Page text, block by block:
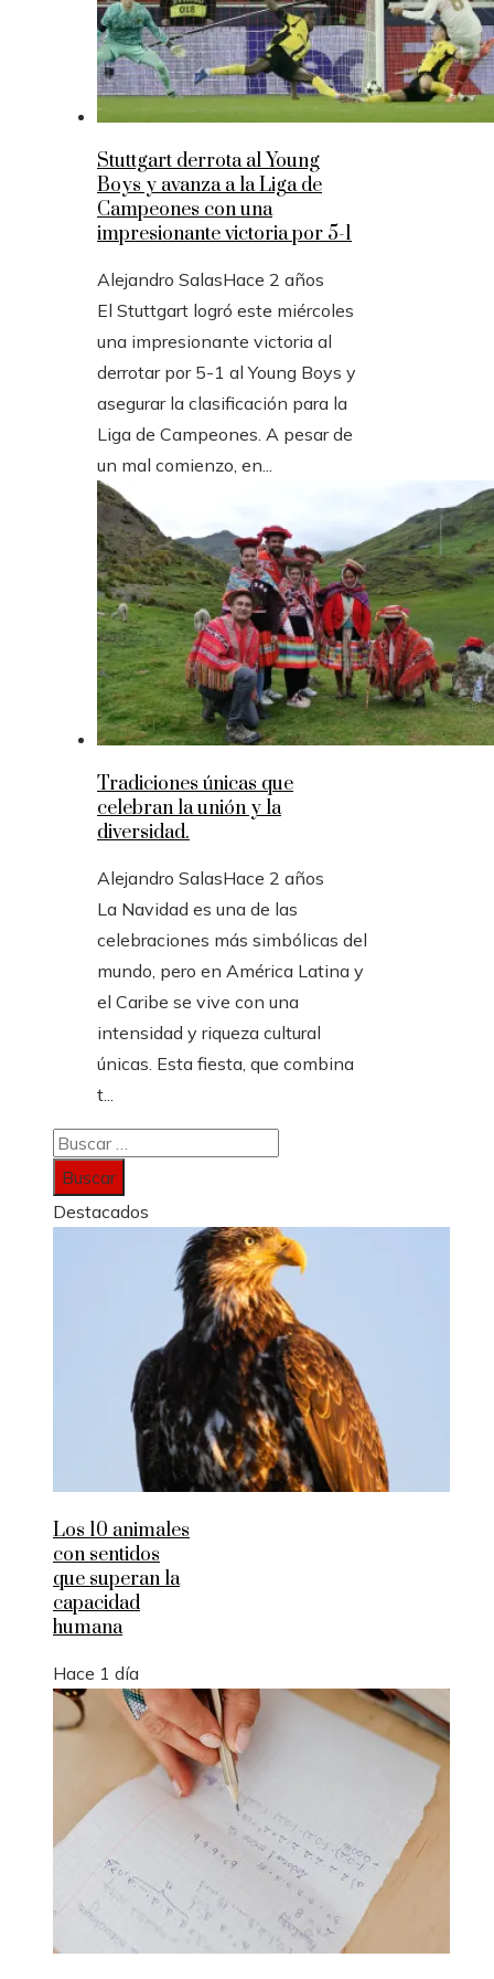
Stuttgart derrota al Young
Boys y avanza a la Liga de
Campeones con una
impresionante victoria por 5-1
Alejandro SalasHace 2 años
El Stuttgart logró este miércoles
una impresionante victoria al
derrotar por 5-1 al Young Boys y
asegurar la clasificación para la
Liga de Campeones. A pesar de
un mal comienzo, en...
Tradiciones únicas que
celebran la unión y la
diversidad.
Alejandro SalasHace 2 años
La Navidad es una de las
celebraciones más simbólicas del
mundo, pero en América Latina y
el Caribe se vive con una
intensidad y riqueza cultural
únicas. Esta fiesta, que combina
t...
Buscar:
Destacados
Los 10 animales
con sentidos
que superan la
capacidad
humana
Hace 1 día